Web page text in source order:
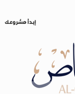
إبدأ مشروعك